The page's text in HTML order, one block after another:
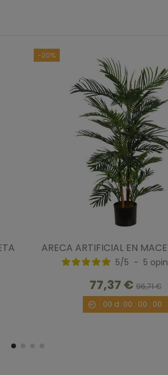
-20%
ARECA ARTIFICIAL EN
5/5 - 5
77,37 € 96,71 €
00 d. 00 : 00 : 00